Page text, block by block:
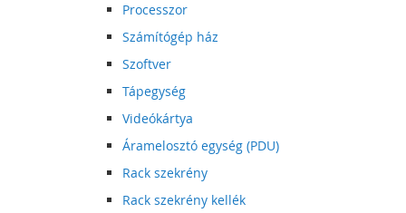
Processzor
Számítógép ház
Szoftver
Tápegység
Videókártya
Áramelosztó egység (PDU)
Rack szekrény
Rack szekrény kellék